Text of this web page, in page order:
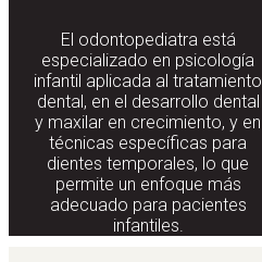
El odontopediatra está
especializado en psicología
infantil aplicada al tratamiento
dental, en el desarrollo dental
y maxilar en crecimiento, y en
técnicas específicas para
dientes temporales, lo que
permite un enfoque más
adecuado para pacientes
infantiles.